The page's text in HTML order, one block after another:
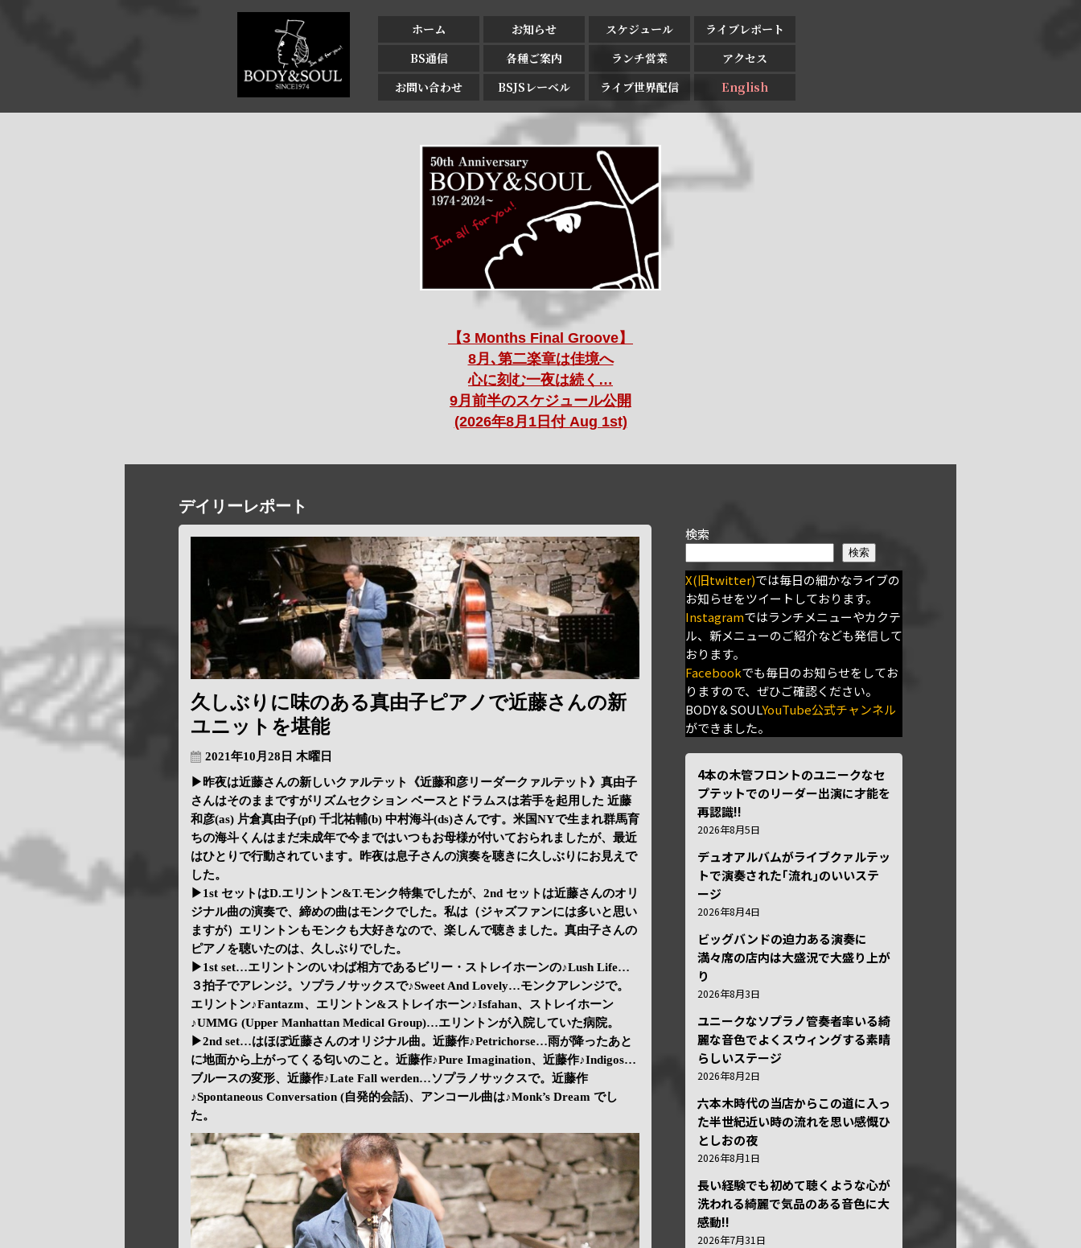
ホーム お知らせ スケジュール
ライブレポート
BS通信
各種ご案内 ランチ営業
アクセス
お問い合わせ
BSJSレーベル ライブ世界配信 English
【3 Months Final Groove】
8月､第二楽章は佳境へ
心に刻む一夜は続く…
9月前半のスケジュール公開
(2026年8月1日付 Aug 1st)
デイリーレポート
久しぶりに味のある真由子ピアノで近藤さんの新
ユニットを堪能
2021年10月28日 木曜日
▶昨夜は近藤さんの新しいクァルテット《近藤和彦リーダークァルテット》真由子
さんはそのままですがリズムセクション ベースとドラムスは若手を起用した 近藤
和彦(as) 片倉真由子(pf) 千北祐輔(b) 中村海斗(ds)さんです。米国NYで生まれ群馬育
ちの海斗くんはまだ未成年で今まではいつもお母様が付いておられましたが、最近
はひとりで行動されています。昨夜は息子さんの演奏を聴きに久しぶりにお見えで
した。
▶1st セットはD.エリントン&T.モンク特集でしたが、2nd セットは近藤さんのオリ
ジナル曲の演奏で、締めの曲はモンクでした。私は（ジャズファンには多いと思い
ますが）エリントンもモンクも大好きなので、楽しんで聴きました。真由子さんの
ピアノを聴いたのは、久しぶりでした。
▶1st set…エリントンのいわば相方であるビリー・ストレイホーンの♪Lush Life…
３拍子でアレンジ。ソプラノサックスで♪Sweet And Lovely…モンクアレンジで。
エリントン♪Fantazm、エリントン&ストレイホーン♪Isfahan、ストレイホーン
♪UMMG (Upper Manhattan Medical Group)…エリントンが入院していた病院。
▶2nd set…はほぼ近藤さんのオリジナル曲。近藤作♪Petrichorse…雨が降ったあと
に地面から上がってくる匂いのこと。近藤作♪Pure Imagination、近藤作♪Indigos…
ブルースの変形、近藤作♪Late Fall werden…ソプラノサックスで。近藤作
♪Spontaneous Conversation (自発的会話)、アンコール曲は♪Monk’s Dream でし
た。
検索
検索
X(旧twitter)では毎日の細かなライブの
お知らせをツイートしております。
Instagramではランチメニューやカクテ
ル、新メニューのご紹介なども発信して
おります。
Facebookでも毎日のお知らせをしてお
りますので、ぜひご確認ください。
BODY＆SOULYouTube公式チャンネル
ができました。
4本の木管フロントのユニークなセ
プテットでのリーダー出演に才能を
再認識!!
2026年8月5日
デュオアルバムがライブクァルテッ
トで演奏された｢流れ｣のいいステ
ージ
2026年8月4日
ビッグバンドの迫力ある演奏に
満々席の店内は大盛況で大盛り上が
り
2026年8月3日
ユニークなソプラノ管奏者率いる綺
麗な音色でよくスウィングする素晴
らしいステージ
2026年8月2日
六本木時代の当店からこの道に入っ
た半世紀近い時の流れを思い感慨ひ
としおの夜
2026年8月1日
長い経験でも初めて聴くような心が
洗われる綺麗で気品のある音色に大
感動!!
2026年7月31日